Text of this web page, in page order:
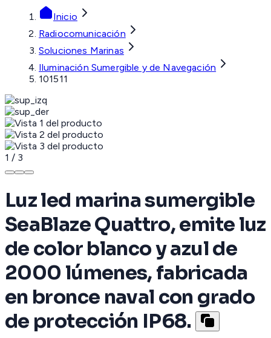
Inicio
Radiocomunicación
Soluciones Marinas
Iluminación Sumergible y de Navegación
101511
1 / 3
Luz led marina sumergible
SeaBlaze Quattro, emite luz
de color blanco y azul de
2000 lúmenes, fabricada
en bronce naval con grado
de protección IP68.